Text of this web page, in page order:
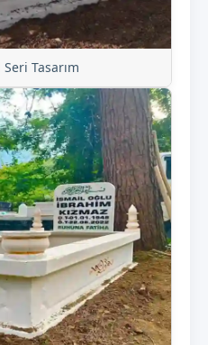
Seri Tasarım